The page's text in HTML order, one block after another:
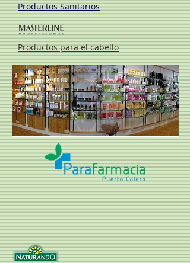
Productos Sanitarios
Productos para el cabello